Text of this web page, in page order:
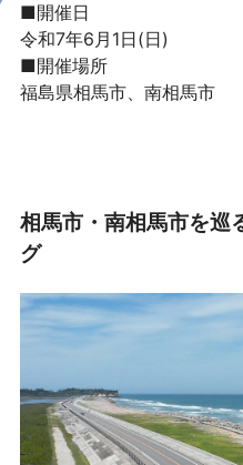
■開催日
令和7年6月1日(日)
■開催場所
福島県相馬市、南相馬市
相馬市・南相馬市を巡
グ